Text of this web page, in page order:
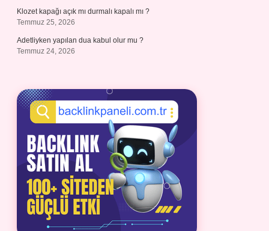
Klozet kapağı açık mı durmalı kapalı mı ?
Temmuz 25, 2026
Adetliyken yapılan dua kabul olur mu ?
Temmuz 24, 2026